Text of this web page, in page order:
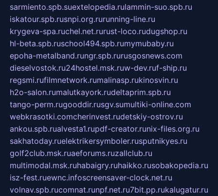
sarmiento.spb.suextelopedia.rulammin-suo.spb.ru
iskatour.spb.rusnpi.org.rurunning-line.ru
krygeva-spa.ruchel.net.rurust-loco.rudugshop.ru
hl-beta.spb.ruschool494.spb.rumymubaby.ru
epoha-metalband.rungr.spb.rurusgosnews.com
dieselvostok.ru24hostel.msk.ruw-dev.ruf-ship.ru
regsmi.rufilmnetwork.rumalinasp.rukinosvin.ru
h2o-salon.rumalutkayork.rudeltaprim.spb.ru
tango-perm.rugooddir.rusgv.sumultiki-online.com
webkrasotki.comcherinvest.rudetskiy-ostrov.ru
ankou.spb.rualvesta1.rupdf-creator.runix-files.org.ru
sakhatoday.ruelektrikersymboler.rusputnikyes.ru
golf2club.msk.ruaeforums.ruzallclub.ru
multimodal.msk.ruhabaigry.ruhaikko.rusobakopedia.ru
isz-fest.ruewnc.infoscreensaver-clock.net.ru
volnav.spb.rucomnat.runpf.net.ru7bit.pp.rukalugatur.ru